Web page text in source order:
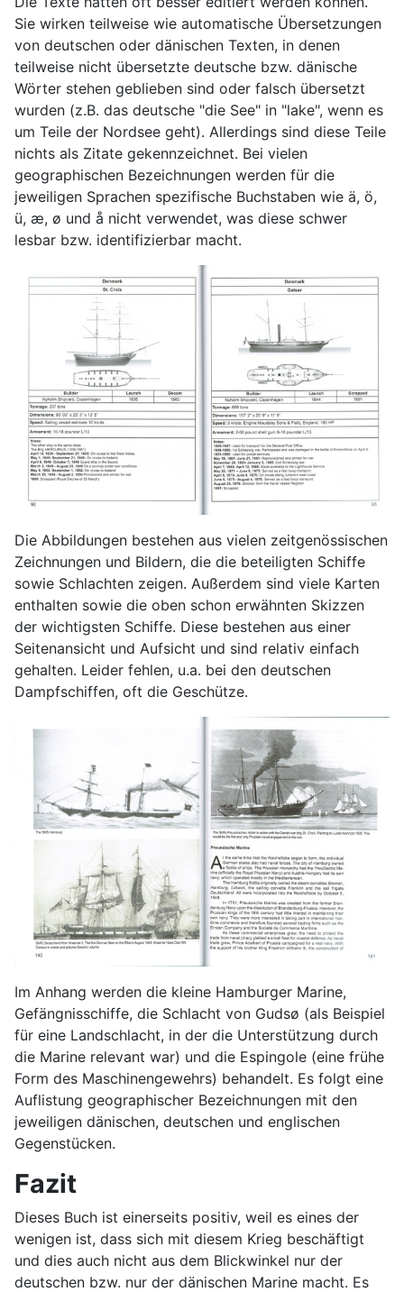
Sie wirken teilweise wie automatische Übersetzungen
von deutschen oder dänischen Texten, in denen
teilweise nicht übersetzte deutsche bzw. dänische
Wörter stehen geblieben sind oder falsch übersetzt
wurden (z.B. das deutsche "die See" in "lake", wenn es
um Teile der Nordsee geht). Allerdings sind diese Teile
nichts als Zitate gekennzeichnet. Bei vielen
geographischen Bezeichnungen werden für die
jeweiligen Sprachen spezifische Buchstaben wie ä, ö,
ü, æ, ø und å nicht verwendet, was diese schwer
lesbar bzw. identifizierbar macht.
Die Abbildungen bestehen aus vielen zeitgenössischen
Zeichnungen und Bildern, die die beteiligten Schiffe
sowie Schlachten zeigen. Außerdem sind viele Karten
enthalten sowie die oben schon erwähnten Skizzen
der wichtigsten Schiffe. Diese bestehen aus einer
Seitenansicht und Aufsicht und sind relativ einfach
gehalten. Leider fehlen, u.a. bei den deutschen
Dampfschiffen, oft die Geschütze.
Im Anhang werden die kleine Hamburger Marine,
Gefängnisschiffe, die Schlacht von Gudsø (als Beispiel
für eine Landschlacht, in der die Unterstützung durch
die Marine relevant war) und die Espingole (eine frühe
Form des Maschinengewehrs) behandelt. Es folgt eine
Auflistung geographischer Bezeichnungen mit den
jeweiligen dänischen, deutschen und englischen
Gegenstücken.
Fazit
Dieses Buch ist einerseits positiv, weil es eines der
wenigen ist, dass sich mit diesem Krieg beschäftigt
und dies auch nicht aus dem Blickwinkel nur der
deutschen bzw. nur der dänischen Marine macht. Es